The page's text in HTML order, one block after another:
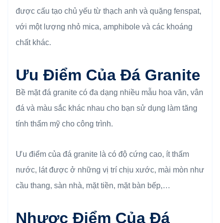
được cấu tạo chủ yếu từ thạch anh và quặng fenspat,
với một lượng nhỏ mica, amphibole và các khoáng
chất khác.
Ưu Điểm Của Đá Granite
Bề mặt đá granite có đa dạng nhiều mẫu hoa văn, vân
đá và màu sắc khác nhau cho bạn sử dụng làm tăng
tính thẩm mỹ cho công trình.
Ưu điểm của đá granite là có độ cứng cao, ít thấm
nước, lát được ở những vị trí chịu xước, mài mòn như
cầu thang, sàn nhà, mặt tiền, mặt bàn bếp,…
Nhược Điểm Của Đá